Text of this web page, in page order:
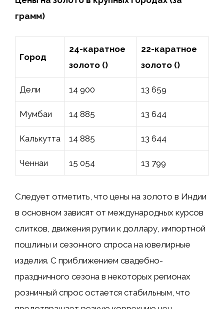
грамм)
Город
24-каратное
золото (₹)
22-каратное
золото (₹)
Дели 14 900 13 659
Мумбаи 14 885 13 644
Калькутта 14 885 13 644
Ченнаи 15 054 13 799
Следует отметить, что цены на золото в Индии
в основном зависят от международных курсов
слитков, движения рупии к доллару, импортной
пошлины и сезонного спроса на ювелирные
изделия. С приближением свадебно-
праздничного сезона в некоторых регионах
розничный спрос остается стабильным, что